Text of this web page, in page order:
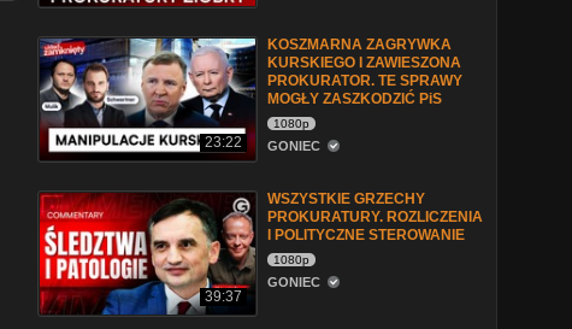
23:22
KOSZMARNA ZAGRYWKA
KURSKIEGO I ZAWIESZONA
PROKURATOR. TE SPRAWY
MOGŁY ZASZKODZIĆ PiS
1080p
GONIEC
39:37
WSZYSTKIE GRZECHY
PROKURATURY. ROZLICZENIA
I POLITYCZNE STEROWANIE
1080p
GONIEC